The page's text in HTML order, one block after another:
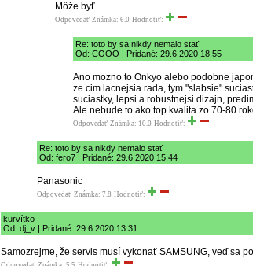
Môže byť...
Odpovedať Známka: 6.0 Hodnotiť:
Re: toto by sa nikdy nemalo stať
Od: COOO | Pridané: 29.6.2020 18:55
Ano mozno to Onkyo alebo podobne
ze cim lacnejsia rada, tym "slabsie"
suciastky, lepsi a robustnejsi dizajn,
Ale nebude to ako top kvalita zo 70-80
Odpovedať Známka: 10.0 Hodnotiť:
Re: toto by sa nikdy nemalo stať
Od: fero7 | Pridané: 29.6.2020 15:44
Panasonic
Odpovedať Známka: 7.8 Hodnotiť:
kurvítko
Od: dj_v | Pridané: 29.6.2020 13:31
Samozrejme, že servis musí vykonať SAMSUNG, veď sa